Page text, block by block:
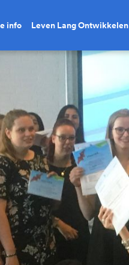
info Leven Lang Ontwikkelen